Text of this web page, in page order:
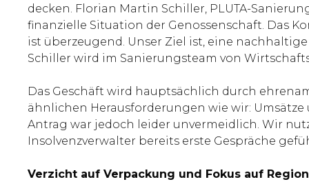
decken. Florian Martin Schiller, PLUTA-
finanzielle Situation der Genossenschaft. Das
ist überzeugend. Unser Ziel ist, eine
Schiller wird im Sanierungsteam von
Das Geschäft wird hauptsächlich durch
ähnlichen Herausforderungen wie wir:
Antrag war jedoch leider unvermeidlich. Wir
Insolvenzverwalter bereits erste Gespräche
Verzicht auf Verpackung und Fokus auf